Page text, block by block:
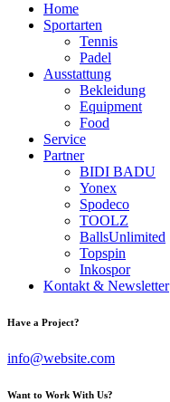
Home
Sportarten
Tennis
Padel
Ausstattung
Bekleidung
Equipment
Food
Service
Partner
BIDI BADU
Yonex
Spodeco
TOOLZ
BallsUnlimited
Topspin
Inkospor
Kontakt & Newsletter
Have a Project?
info@website.com
Want to Work With Us?